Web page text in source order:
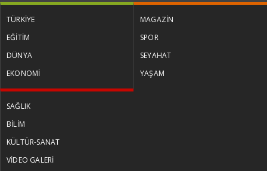
TÜRKİYE
EĞİTİM
DÜNYA
EKONOMİ
MAGAZİN
SPOR
SEYAHAT
YAŞAM
SAĞLIK
BİLİM
KÜLTÜR-SANAT
VİDEO GALERİ